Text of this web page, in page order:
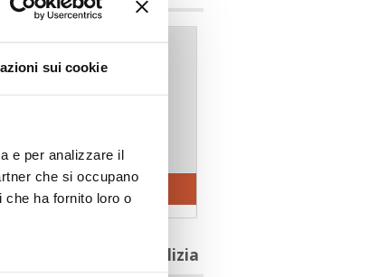
sui cookie
e per analizzare il
che si occupano
che ha fornito loro o
per aderire a Confedilizia